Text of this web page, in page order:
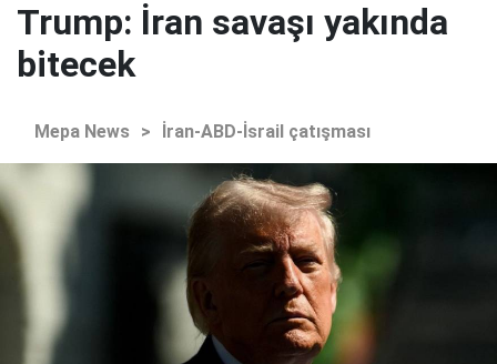
Trump: İran savaşı yakında
bitecek
Mepa News > İran-ABD-İsrail çatışması